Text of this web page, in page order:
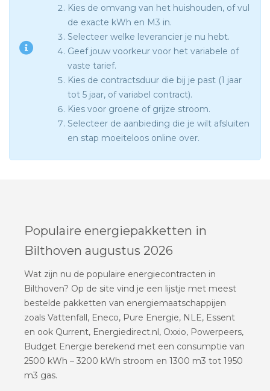
Kies de omvang van het huishouden, of vul
de exacte kWh en M3 in.
Selecteer welke leverancier je nu hebt.
Geef jouw voorkeur voor het variabele of
vaste tarief.
Kies de contractsduur die bij je past (1 jaar
tot 5 jaar, of variabel contract).
Kies voor groene of grijze stroom.
Selecteer de aanbieding die je wilt afsluiten
en stap moeiteloos online over.
Populaire energiepakketten in
Bilthoven augustus 2026
Wat zijn nu de populaire energiecontracten in
Bilthoven? Op de site vind je een lijstje met meest
bestelde pakketten van energiemaatschappijen
zoals Vattenfall, Eneco, Pure Energie, NLE, Essent
en ook Qurrent, Energiedirect.nl, Oxxio, Powerpeers,
Budget Energie berekend met een consumptie van
2500 kWh – 3200 kWh stroom en 1300 m3 tot 1950
m3 gas.